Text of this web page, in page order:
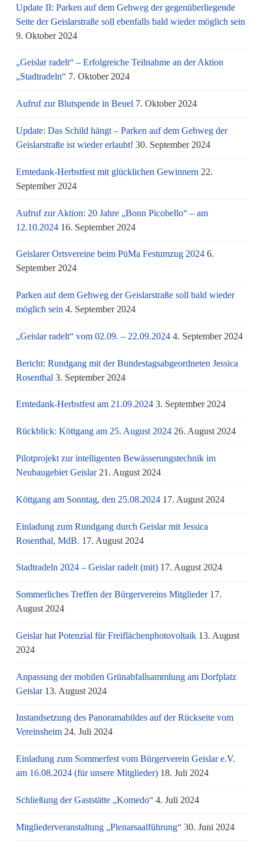
Update II: Parken auf dem Gehweg der gegenüberliegende
Seite der Geislarstraße soll ebenfalls bald wieder möglich sein
9. Oktober 2024
„Geislar radelt“ – Erfolgreiche Teilnahme an der Aktion
„Stadtradeln“ 7. Oktober 2024
Aufruf zur Blutspende in Beuel 7. Oktober 2024
Update: Das Schild hängt – Parken auf dem Gehweg der
Geislarstraße ist wieder erlaubt! 30. September 2024
Erntedank-Herbstfest mit glücklichen Gewinnern 22.
September 2024
Aufruf zur Aktion: 20 Jahre „Bonn Picobello“ – am
12.10.2024 16. September 2024
Geislarer Ortsvereine beim PüMa Festumzug 2024 6.
September 2024
Parken auf dem Gehweg der Geislarstraße soll bald wieder
möglich sein 4. September 2024
„Geislar radelt“ vom 02.09. – 22.09.2024 4. September 2024
Bericht: Rundgang mit der Bundestagsabgeordneten Jessica
Rosenthal 3. September 2024
Erntedank-Herbstfest am 21.09.2024 3. September 2024
Rückblick: Köttgang am 25. August 2024 26. August 2024
Pilotprojekt zur intelligenten Bewässerungstechnik im
Neubaugebiet Geislar 21. August 2024
Köttgang am Sonntag, den 25.08.2024 17. August 2024
Einladung zum Rundgang durch Geislar mit Jessica
Rosenthal, MdB. 17. August 2024
Stadtradeln 2024 – Geislar radelt (mit) 17. August 2024
Sommerliches Treffen der Bürgervereins Mitglieder 17.
August 2024
Geislar hat Potenzial für Freiflächenphotovoltaik 13. August
2024
Anpassung der mobilen Grünabfallsammlung am Dorfplatz
Geislar 13. August 2024
Instandsetzung des Panoramabildes auf der Rückseite vom
Vereinsheim 24. Juli 2024
Einladung zum Sommerfest vom Bürgerverein Geislar e.V.
am 16.08.2024 (für unsere Mitglieder) 18. Juli 2024
Schließung der Gaststätte „Komedo“ 4. Juli 2024
Mitgliederveranstaltung „Plenarsaalführung“ 30. Juni 2024